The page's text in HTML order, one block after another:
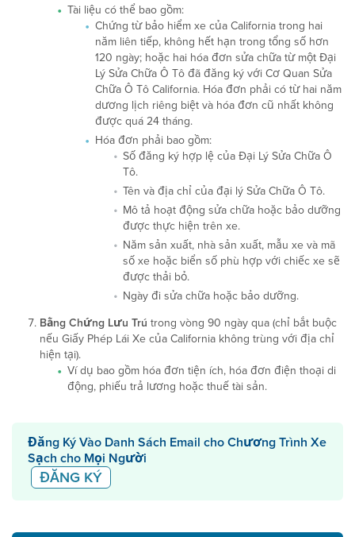
Tài liệu có thể bao gồm:
Chứng từ bảo hiểm xe của California trong hai
năm liên tiếp, không hết hạn trong tổng số hơn
120 ngày; hoặc hai hóa đơn sửa chữa từ một Đại
Lý Sửa Chữa Ô Tô đã đăng ký với Cơ Quan Sửa
Chữa Ô Tô California. Hóa đơn phải có từ hai năm
dương lịch riêng biệt và hóa đơn cũ nhất không
được quá 24 tháng.
Hóa đơn phải bao gồm:
Số đăng ký hợp lệ của Đại Lý Sửa Chữa Ô
Tô.
Tên và địa chỉ của đại lý Sửa Chữa Ô Tô.
Mô tả hoạt động sửa chữa hoặc bảo dưỡng
được thực hiện trên xe.
Năm sản xuất, nhà sản xuất, mẫu xe và mã
số xe hoặc biển số phù hợp với chiếc xe sẽ
được thải bỏ.
Ngày đi sửa chữa hoặc bảo dưỡng.
Bằng Chứng Lưu Trú trong vòng 90 ngày qua (chỉ bắt buộc
nếu Giấy Phép Lái Xe của California không trùng với địa chỉ
hiện tại).
Ví dụ bao gồm hóa đơn tiện ích, hóa đơn điện thoại di
động, phiếu trả lương hoặc thuế tài sản.
Đăng Ký Vào Danh Sách Email cho Chương Trình Xe
Sạch cho Mọi Người
ĐĂNG KÝ